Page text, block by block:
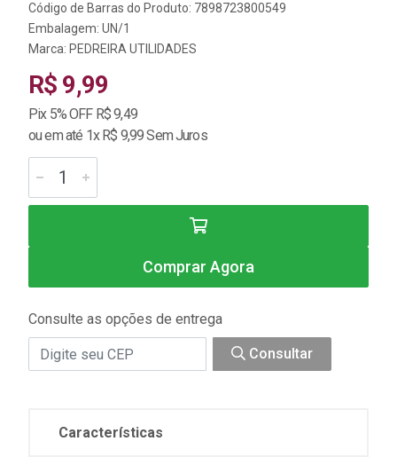
Código de Barras do Produto: 7898723800549
Embalagem: UN/1
Marca: PEDREIRA UTILIDADES
R$ 9,99
Pix 5% OFF R$ 9,49
ou em até 1x R$ 9,99 Sem Juros
Comprar Agora
Consulte as opções de entrega
Consultar
Características